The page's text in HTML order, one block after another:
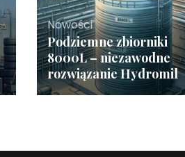
Nowości
Podziemne zbiorniki
8000L – niezawodne
rozwiązanie Hydromil